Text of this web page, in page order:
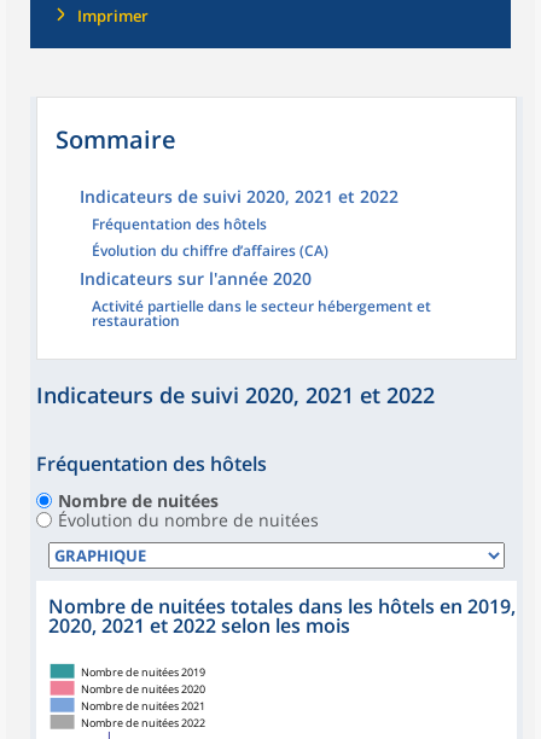
Imprimer
Sommaire
Indicateurs de suivi 2020, 2021 et 2022
Fréquentation des hôtels
Évolution du chiffre d’affaires (CA)
Indicateurs sur l'année 2020
Activité partielle dans le secteur hébergement et
restauration
Indicateurs de suivi 2020, 2021 et 2022
Fréquentation des hôtels
Nombre de nuitées
Évolution du nombre de nuitées
Nombre de nuitées totales dans les hôtels en 2019,
2020, 2021 et 2022 selon les mois
Nombre de nuitées 2019
Nombre de nuitées 2020
Nombre de nuitées 2021
Nombre de nuitées 2022